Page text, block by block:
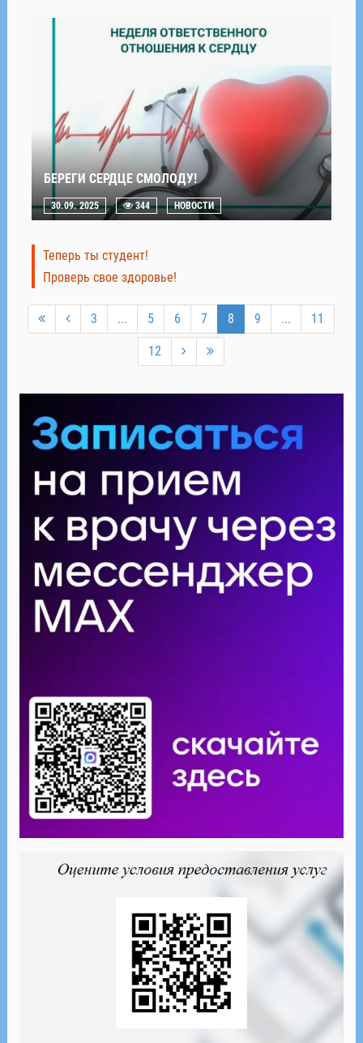
БЕРЕГИ СЕРДЦЕ СМОЛОДУ!
30.09. 2025 344 НОВОСТИ
Теперь ты студент!
Проверь свое здоровье!
3 ... 5 6 7 8 9 ... 11
12